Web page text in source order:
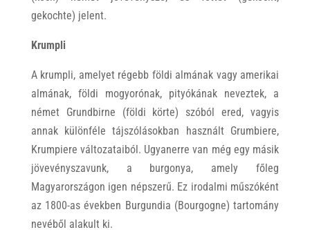
gekochte) jelent.
Krumpli
A krumpli, amelyet régebb földi almának vagy amerikai
almának, földi mogyorónak, pityókának neveztek, a
német Grundbirne (földi körte) szóból ered, vagyis
annak különféle tájszólásokban használt Grumbiere,
Krumpiere változataiból. Ugyanerre van még egy másik
jövevényszavunk, a burgonya, amely főleg
Magyarországon igen népszerű. Ez irodalmi műszóként
az 1800-as években Burgundia (Bourgogne) tartomány
nevéből alakult ki.